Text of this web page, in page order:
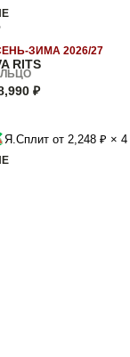
RITS
ЗИМА 2026/27
₽
Я.Сплит от 2,248 ₽ × 4